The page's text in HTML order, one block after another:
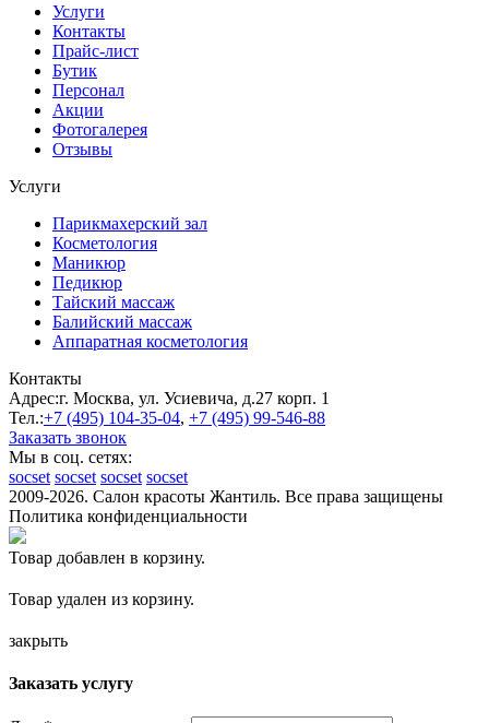
Услуги
Контакты
Прайс-лист
Бутик
Персонал
Акции
Фотогалерея
Отзывы
Услуги
Парикмахерский зал
Косметология
Маникюр
Педикюр
Тайский массаж
Балийский массаж
Аппаратная косметология
Контакты
Адрес:г. Москва, ул. Усиевича, д.27 корп. 1
Тел.:+7 (495) 104-35-04, +7 (495) 99-546-88
Заказать звонок
Мы в соц. сетях:
socset socset socset socset
2009-2026. Салон красоты Жантиль. Все права защищены
Политика конфиденциальности
Товар добавлен в корзину.
Товар удален из корзину.
закрыть
Заказать услугу